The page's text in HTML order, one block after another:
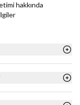
hakkında